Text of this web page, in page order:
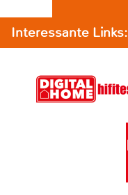
Interessante Links: